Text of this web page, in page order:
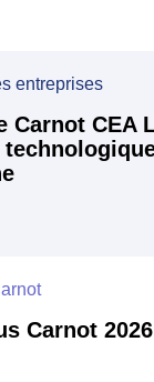
entreprises
Carnot CEA
Carnot